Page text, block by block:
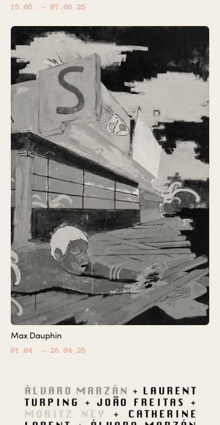
15.05. – 07.06.25
Max Dauphin
01.04. – 26.04.25